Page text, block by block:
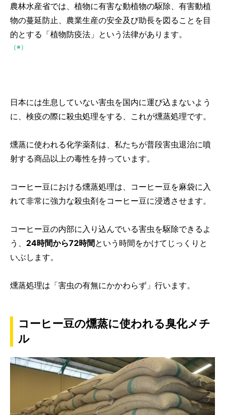
農林水産省では、植物に有害な動植物の駆除、有害動植
物の蔓延防止、農業生産の安全及び助長を図ることを目
的とする「植物防疫法」という法律があります。
（※）
日本には生息していない害虫を国内に運び込まないよう
に、検疫の際に殺虫処理をする、これが燻蒸処理です。
燻蒸に使われる化学薬剤は、私たちが普段害虫退治に噴
射する商品以上の毒性を持っています。
コーヒー豆における燻蒸処理は、コーヒー豆を麻袋に入
れて非常に強力な殺虫剤をコーヒー豆に浸透させます。
コーヒー豆の内部に入り込んでいる害虫を駆除できるよ
う、 24時間から72時間という時間をかけてじっくりと
いぶします。
燻蒸処理は「害虫の有無にかかわらず」行います。
コーヒー豆の燻蒸に使われる臭化メチ
ル